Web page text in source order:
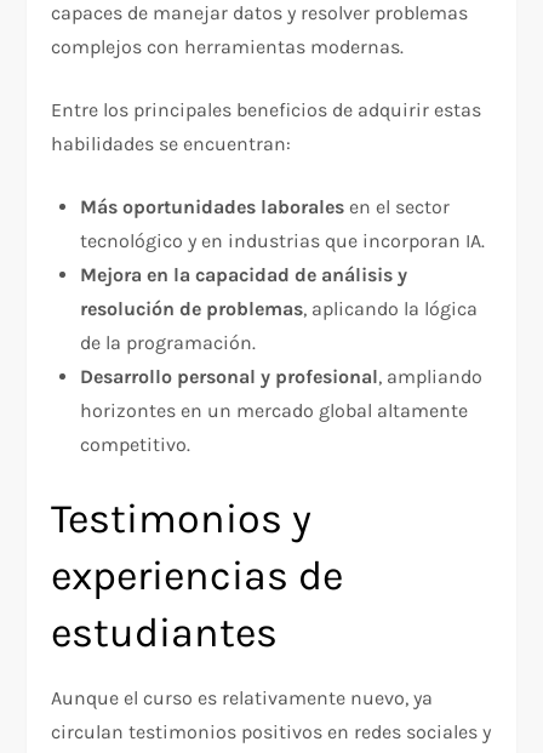
capaces de manejar datos y resolver problemas
complejos con herramientas modernas.
Entre los principales beneficios de adquirir estas
habilidades se encuentran:
Más oportunidades laborales en el sector
tecnológico y en industrias que incorporan IA.
Mejora en la capacidad de análisis y
resolución de problemas, aplicando la lógica
de la programación.
Desarrollo personal y profesional, ampliando
horizontes en un mercado global altamente
competitivo.
Testimonios y
experiencias de
estudiantes
Aunque el curso es relativamente nuevo, ya
circulan testimonios positivos en redes sociales y